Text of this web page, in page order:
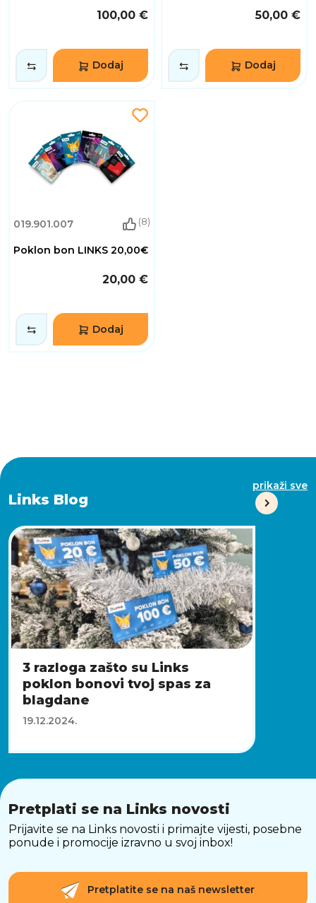
100,00 €
Dodaj
50,00 €
Dodaj
019.901.007 (8)
Poklon bon LINKS 20,00€
20,00 €
Dodaj
Links Blog
prikaži sve
3 razloga zašto su Links
poklon bonovi tvoj spas za
blagdane
19.12.2024.
Pretplati se na Links novosti
Prijavite se na Links novosti i primajte vijesti, posebne
ponude i promocije izravno u svoj inbox!
Pretplatite se na naš newsletter